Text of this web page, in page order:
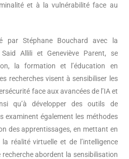
et à la vulnérabilité face au
par Stéphane Bouchard avec la
Allili et Geneviève Parent, se
la formation et l’éducation en
recherches visent à sensibiliser les
face aux avancées de l’IA et
qu’à développer des outils de
examinent également les méthodes
des apprentissages, en mettant en
réalité virtuelle et de l’intelligence
abordent la sensibilisation